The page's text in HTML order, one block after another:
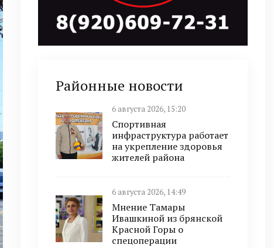
Районные новости
6 августа 2026, 15:20
Спортивная
инфраструктура работает
на укрепление здоровья
жителей района
6 августа 2026, 14:49
Мнение Тамары
Ивашкиной из брянской
Красной Горы о
спецоперации